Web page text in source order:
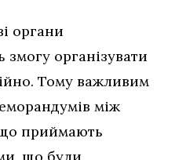
органи
організувати
Тому важливим
між
приймають
що були